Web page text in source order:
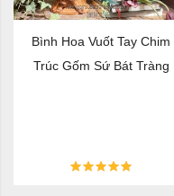
Bình Hoa Vuốt Tay Chim
Trúc Gốm Sứ Bát Tràng